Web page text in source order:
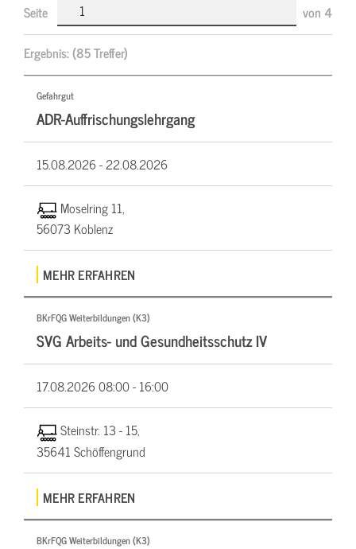
Seite von 4
Ergebnis:(85 Treffer)
Gefahrgut
ADR-Auffrischungslehrgang
15.08.2026 -22.08.2026
Moselring 11,
56073 Koblenz
MEHR ERFAHREN
BKrFQG Weiterbildungen (K3)
SVG Arbeits- und Gesundheitsschutz IV
17.08.202608:00 - 16:00
Steinstr. 13 - 15,
35641 Schöffengrund
MEHR ERFAHREN
BKrFQG Weiterbildungen (K3)